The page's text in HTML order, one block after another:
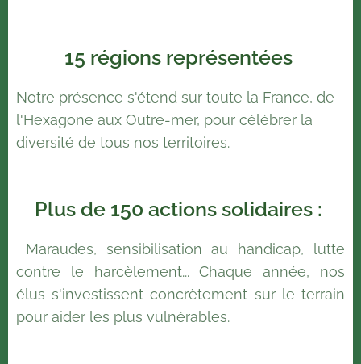
15 régions représentées
Notre présence s'étend sur toute la France, de
l'Hexagone aux Outre-mer, pour célébrer la
diversité de tous nos territoires.
Plus de 150 actions solidaires :
Maraudes, sensibilisation au handicap, lutte
contre le harcèlement... Chaque année, nos
élus s'investissent concrètement sur le terrain
pour aider les plus vulnérables.